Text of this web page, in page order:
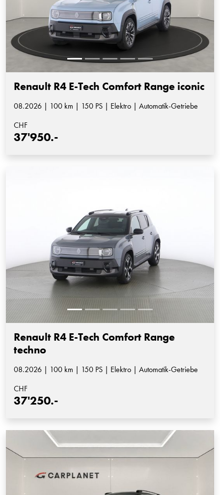
Renault R4 E-Tech Comfort Range iconic
08.2026 | 100 km | 150 PS | Elektro | Automatik-Getriebe
CHF
37'950.-
Renault R4 E-Tech Comfort Range
techno
08.2026 | 100 km | 150 PS | Elektro | Automatik-Getriebe
CHF
37'250.-